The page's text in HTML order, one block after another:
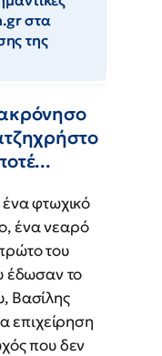
στα
της
φτωχικό
ένα νεαρό
του
έδωσαν το
Βασίλης
επιχείρηση
που δεν